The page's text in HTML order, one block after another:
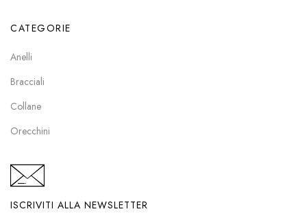
CATEGORIE
Anelli
Bracciali
Collane
Orecchini
ISCRIVITI ALLA NEWSLETTER